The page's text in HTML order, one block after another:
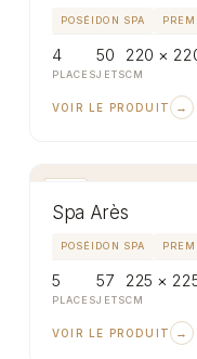
POSÉIDON SPA
4
PLACES
50
JETS
220 ×
CM
VOIR LE PRODUIT →
Spa Arès
POSÉIDON SPA
5
PLACES
57
JETS
225 ×
CM
VOIR LE PRODUIT →